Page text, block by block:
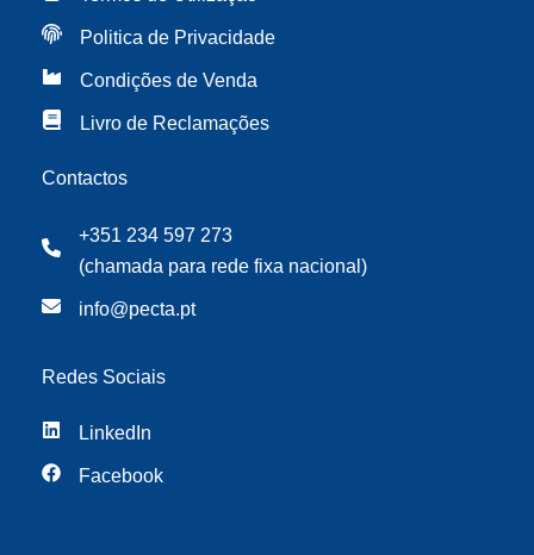
Politica de Privacidade
Condições de Venda
Livro de Reclamações
Contactos
+351 234 597 273
(chamada para rede fixa nacional)
info@pecta.pt
Redes Sociais
LinkedIn
Facebook